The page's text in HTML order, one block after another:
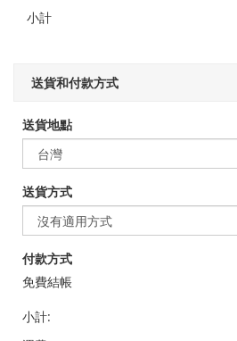
小計
送貨和付款方式
送貨地點
送貨方式
付款方式
免費結帳
小計: